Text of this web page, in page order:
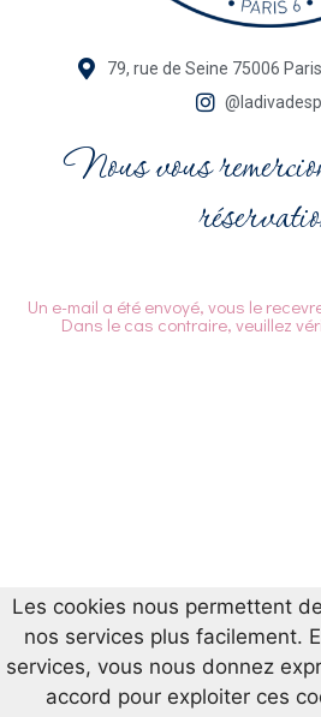
79, rue de Seine 75006 Paris
Nous vous
Un e-mail a été envoyé, vous le
Dans le cas contraire, veuillez
Les cookies nous permettent
nos services plus facilement.
services, vous nous donnez
accord pour exploiter ces